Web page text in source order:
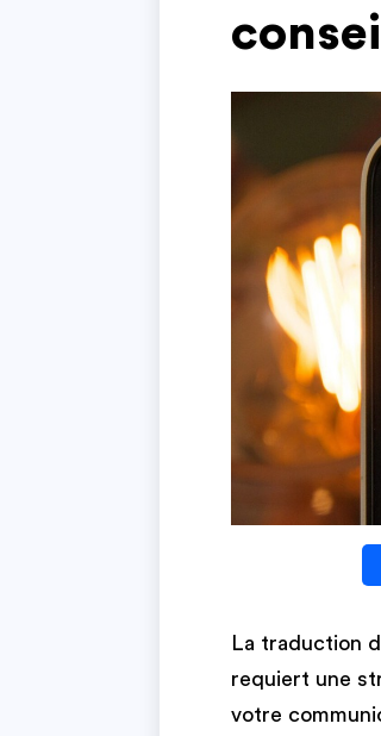
La traduction
requiert une
votre